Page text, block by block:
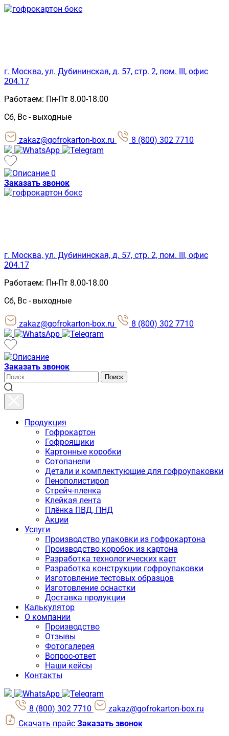
Skip
г. Москва, ул. Дубининская, д. 57, стр. 2, пом. III, офис
204.17
Работаем: Пн-Пт 8.00-18.00
Сб, Вс - выходные
zakaz@gofrokarton-box.ru 8 (800) 302 7710
0
Заказать звонок
г. Москва, ул. Дубининская, д. 57, стр. 2, пом. III, офис
204.17
Работаем: Пн-Пт 8.00-18.00
Сб, Вс - выходные
zakaz@gofrokarton-box.ru 8 (800) 302 7710
Заказать звонок
Искать:
Поиск
Продукция
Гофрокартон
Гофроящики
Картонные коробки
Сотопанели
Детали и комплектующие для гофроупаковки
Пенополистирол
Стрейч-пленка
Клейкая лента
Плёнка ПВД, ПНД
Акции
Услуги
Производство упаковки из гофрокартона
Производство коробок из картона
Разработка технологических карт
Разработка конструкции гофроупаковки
Изготовление тестовых образцов
Изготовление оснастки
Доставка продукции
Калькулятор
О компании
Производство
Отзывы
Фотогалерея
Вопрос-ответ
Наши кейсы
Контакты
8 (800) 302 7710
zakaz@gofrokarton-box.ru
Скачать прайс Заказать звонок